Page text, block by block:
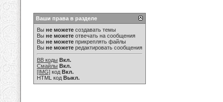
Ваши права в разделе
Вы не можете создавать темы
Вы не можете отвечать на сообщения
Вы не можете прикреплять файлы
Вы не можете редактировать сообщения
BB коды Вкл.
Смайлы Вкл.
[IMG] код Вкл.
HTML код Выкл.